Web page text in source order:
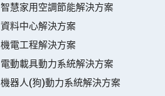
智慧家用空調節能解決方案
資料中心解決方案
機電工程解決方案
電動載具動力系統解決方案
機器人(狗)動力系統解決方案